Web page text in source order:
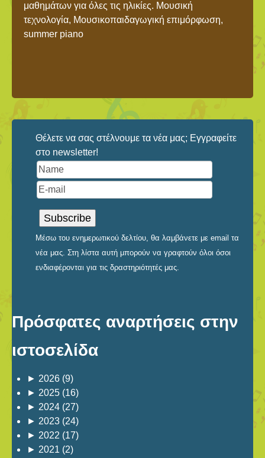
μαθημάτων για όλες τις ηλικίες. Μουσική
τεχνολογία, Μουσικοπαιδαγωγική επιμόρφωση,
summer piano
Θέλετε να σας στέλνουμε τα νέα μας; Εγγραφείτε
στο newsletter!
Μέσω του ενημερωτικού δελτίου, θα λαμβάνετε με email τα
νέα μας. Στη λίστα αυτή μπορούν να γραφτούν όλοι όσοι
ενδιαφέρονται για τις δραστηριότητές μας.
Πρόσφατες αναρτήσεις στην
ιστοσελίδα
► 2026 (9)
► 2025 (16)
► 2024 (27)
► 2023 (24)
► 2022 (17)
► 2021 (2)